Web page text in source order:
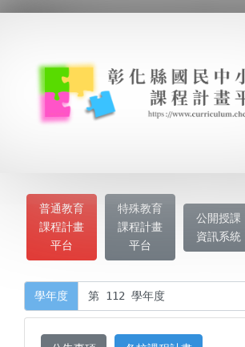
普通教育
課程計畫
平台
特殊教育
課程計畫
平台
公開授課
資訊系統
學年度